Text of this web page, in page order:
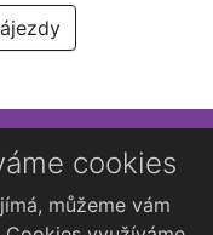
Kutné Hoře?
cookies
můžeme vám